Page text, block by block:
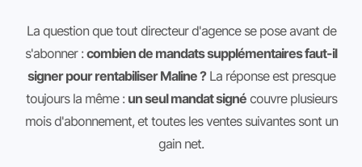
La question que tout directeur d'agence se pose avant de
s'abonner :combien de mandats supplémentaires faut-il
signer pour rentabiliser Maline ?La réponse est presque
toujours la même : un seul mandat signécouvre plusieurs
mois d'abonnement, et toutes les ventes suivantes sont un
gain net.